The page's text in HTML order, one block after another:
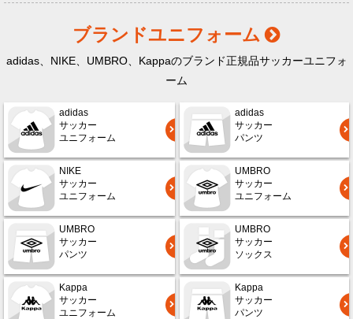
ブランドユニフォーム
adidas、NIKE、UMBRO、Kappaのブランド正規品サッカーユニフォ
ーム
adidas
サッカー
ユニフォーム
adidas
サッカー
パンツ
NIKE
サッカー
ユニフォーム
UMBRO
サッカー
ユニフォーム
UMBRO
サッカー
パンツ
UMBRO
サッカー
ソックス
Kappa
サッカー
ユニフォーム
Kappa
サッカー
パンツ